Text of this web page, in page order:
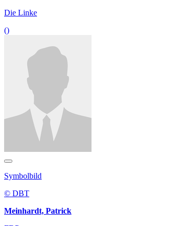
Die Linke
()
Symbolbild
© DBT
Meinhardt, Patrick